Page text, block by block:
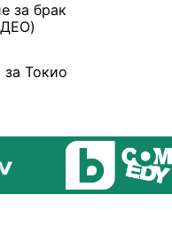
за брак
за Токио